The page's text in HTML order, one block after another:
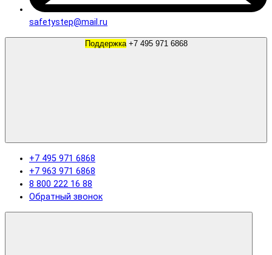
safetystep@mail.ru
Поддержка +7 495 971 6868
+7 495 971 6868
+7 963 971 6868
8 800 222 16 88
Обратный звонок